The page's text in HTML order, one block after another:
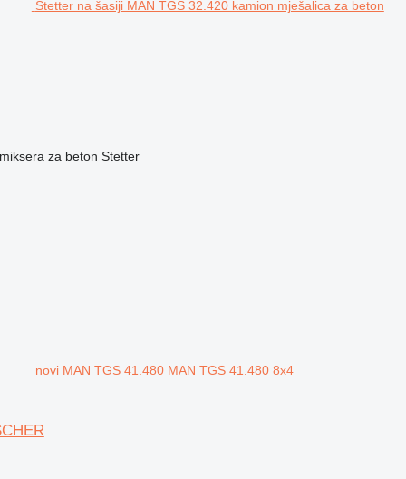
Stetter na šasiji MAN TGS 32.420 kamion mješalica za beton
za beton Stetter
novi MAN TGS 41.480 MAN TGS 41.480 8x4